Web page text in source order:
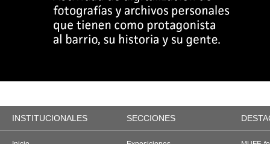
INSTITUCIONALES SECCIONES